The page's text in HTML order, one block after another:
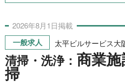
2026年8月1日掲載
一般求人 太平ビルサービス大
清掃・洗浄： 商業
掃